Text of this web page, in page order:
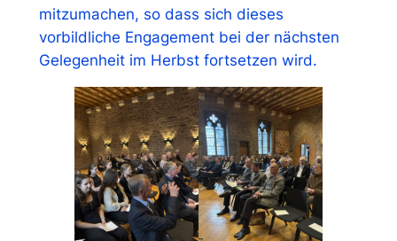
mitzumachen, so dass sich dieses
vorbildliche Engagement bei der nächsten
Gelegenheit im Herbst fortsetzen wird.